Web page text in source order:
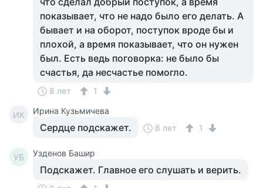
показывает, что не надо было его делать. А
бывает и на оборот, поступок вроде бы и
плохой, а время показывает, что он нужен
был. Есть ведь поговорка: не было бы
счастья, да несчастье помогло.
8 лет 1
ИК Ирина Кузьмичева
Сердце подскажет. 8 лет 1
УБ Узденов Башир
Подскажет. Главное его слушать и верить.